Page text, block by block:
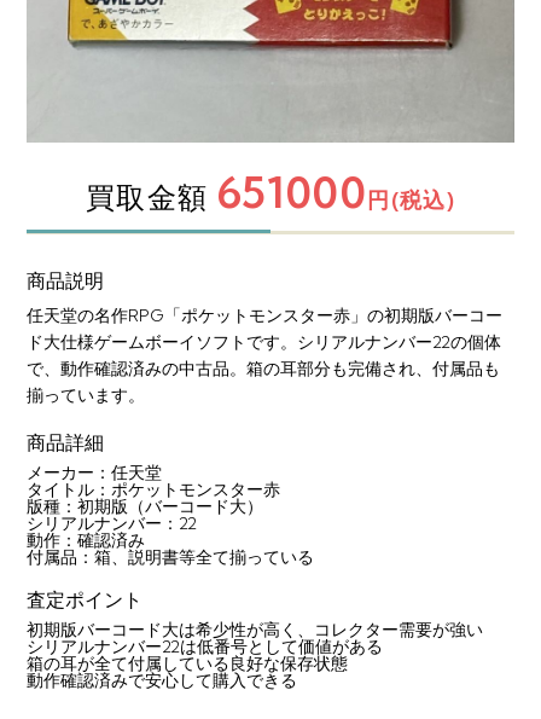
買取金額 651000円(税込)
商品説明
任天堂の名作RPG「ポケットモンスター赤」の初期版バーコー
ド大仕様ゲームボーイソフトです。シリアルナンバー22の個体
で、動作確認済みの中古品。箱の耳部分も完備され、付属品も
揃っています。
商品詳細
メーカー：任天堂
タイトル：ポケットモンスター赤
版種：初期版（バーコード大）
シリアルナンバー：22
動作：確認済み
付属品：箱、説明書等全て揃っている
査定ポイント
初期版バーコード大は希少性が高く、コレクター需要が強い
シリアルナンバー22は低番号として価値がある
箱の耳が全て付属している良好な保存状態
動作確認済みで安心して購入できる